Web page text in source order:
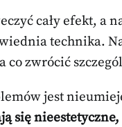
cały efekt, a
technika.
co zwrócić
jest
się nieestetyczne,